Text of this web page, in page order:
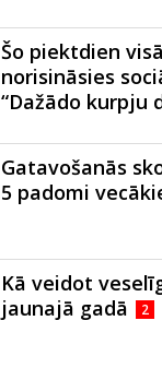
Šo piektdien
norisināsies
“Dažādo kurpju
Gatavošanās
5 padomi
Kā veidot
jaunajā gadā
2